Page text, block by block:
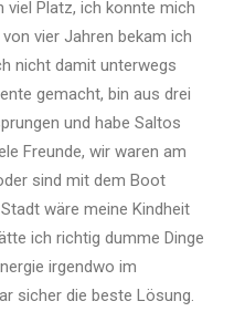
viel Platz, ich konnte mich
vier Jahren bekam ich
nicht damit unterwegs
gemacht, bin aus drei
und habe Saltos
Freunde, wir waren am
sind mit dem Boot
wäre meine Kindheit
ich richtig dumme Dinge
irgendwo im
sicher die beste Lösung.